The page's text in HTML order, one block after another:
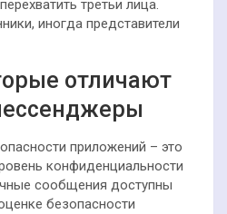
третьи лица.
иногда представители
отличают
приложений – это
конфиденциальности
сообщения доступны
безопасности